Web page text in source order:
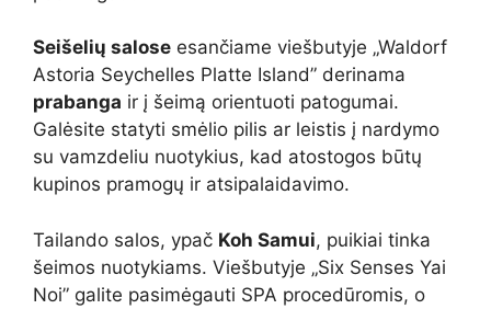
Seišelių salose esančiame viešbutyje „Waldorf
Astoria Seychelles Platte Island” derinama
prabanga ir į šeimą orientuoti patogumai.
Galėsite statyti smėlio pilis ar leistis į nardymo
su vamzdeliu nuotykius, kad atostogos būtų
kupinos pramogų ir atsipalaidavimo.
Tailando salos, ypač Koh Samui, puikiai tinka
šeimos nuotykiams. Viešbutyje „Six Senses Yai
Noi” galite pasimėgauti SPA procedūromis, o